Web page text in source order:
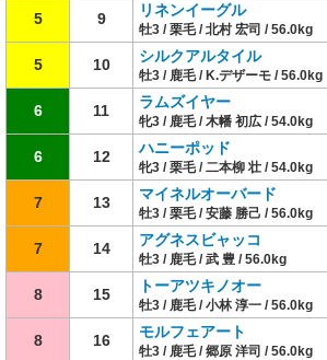
5 9 リネンイーグル
牡3 / 栗毛 / 北村 宏司 / 56.0kg
5 10 シルクアルタイル
牡3 / 鹿毛 / K.デザーモ / 56.0kg
6 11 ラムズイヤー
牝3 / 鹿毛 / 木幡 初広 / 54.0kg
6 12 ハニーポッド
牝3 / 栗毛 / 二本柳 壮 / 54.0kg
7 13 マイネルオーバード
牡3 / 栗毛 / 安藤 勝己 / 56.0kg
7 14 アグネスビャッコ
牡3 / 鹿毛 / 武 豊 / 56.0kg
8 15 トーアツキノオー
牡3 / 鹿毛 / 小林 淳一 / 56.0kg
8 16 モルフェアート
牡3 / 鹿毛 / 郷原 洋司 / 56.0kg